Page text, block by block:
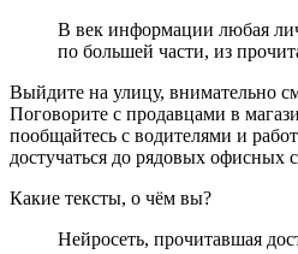
В век информации любая
по большей части, из
Выйдите на улицу, внимательно
Поговорите с продавцами в
пообщайтесь с водителями и
достучаться до рядовых офисных
Какие тексты, о чём вы?
Нейросеть, прочитавшая